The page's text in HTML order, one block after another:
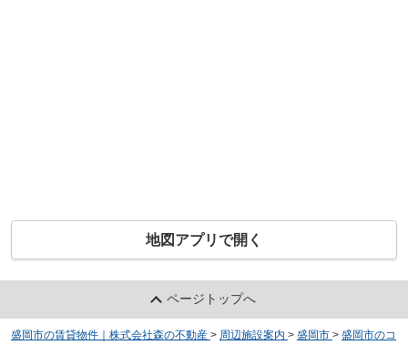
地図アプリで開く
ページトップへ
盛岡市の賃貸物件｜株式会社森の不動産 > 周辺施設案内 > 盛岡市 > 盛岡市のコ